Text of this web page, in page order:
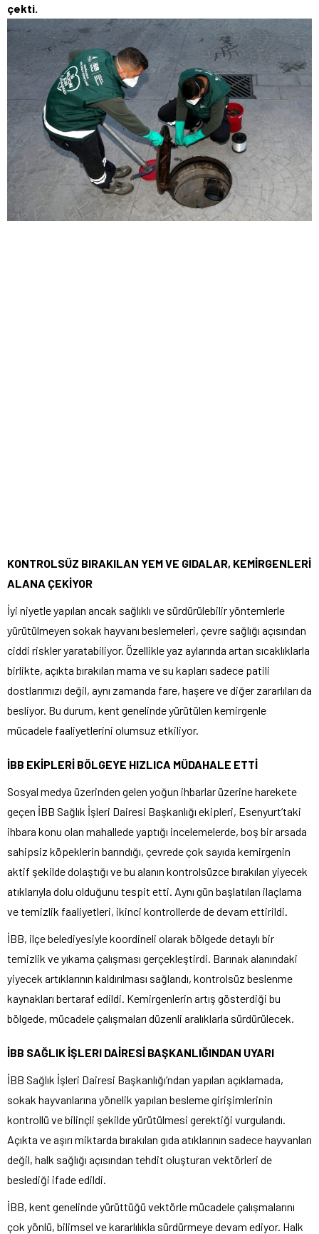
çekti.
KONTROLSÜZ BIRAKILAN YEM VE GIDALAR, KEMİRGENLERİ
ALANA ÇEKİYOR
İyi niyetle yapılan ancak sağlıklı ve sürdürülebilir yöntemlerle
yürütülmeyen sokak hayvanı beslemeleri, çevre sağlığı açısından
ciddi riskler yaratabiliyor. Özellikle yaz aylarında artan sıcaklıklarla
birlikte, açıkta bırakılan mama ve su kapları sadece patili
dostlarımızı değil, aynı zamanda fare, haşere ve diğer zararlıları da
besliyor. Bu durum, kent genelinde yürütülen kemirgenle
mücadele faaliyetlerini olumsuz etkiliyor.
İBB EKİPLERİ BÖLGEYE HIZLICA MÜDAHALE ETTİ
Sosyal medya üzerinden gelen yoğun ihbarlar üzerine harekete
geçen İBB Sağlık İşleri Dairesi Başkanlığı ekipleri, Esenyurt’taki
ihbara konu olan mahallede yaptığı incelemelerde, boş bir arsada
sahipsiz köpeklerin barındığı, çevrede çok sayıda kemirgenin
aktif şekilde dolaştığı ve bu alanın kontrolsüzce bırakılan yiyecek
atıklarıyla dolu olduğunu tespit etti. Aynı gün başlatılan ilaçlama
ve temizlik faaliyetleri, ikinci kontrollerde de devam ettirildi.
İBB, ilçe belediyesiyle koordineli olarak bölgede detaylı bir
temizlik ve yıkama çalışması gerçekleştirdi. Barınak alanındaki
yiyecek artıklarının kaldırılması sağlandı, kontrolsüz beslenme
kaynakları bertaraf edildi. Kemirgenlerin artış gösterdiği bu
bölgede, mücadele çalışmaları düzenli aralıklarla sürdürülecek.
İBB SAĞLIK İŞLERI DAİRESİ BAŞKANLIĞINDAN UYARI
İBB Sağlık İşleri Dairesi Başkanlığı’ndan yapılan açıklamada,
sokak hayvanlarına yönelik yapılan besleme girişimlerinin
kontrollü ve bilinçli şekilde yürütülmesi gerektiği vurgulandı.
Açıkta ve aşırı miktarda bırakılan gıda atıklarının sadece hayvanları
değil, halk sağlığı açısından tehdit oluşturan vektörleri de
beslediği ifade edildi.
İBB, kent genelinde yürüttüğü vektörle mücadele çalışmalarını
çok yönlü, bilimsel ve kararlılıkla sürdürmeye devam ediyor. Halk